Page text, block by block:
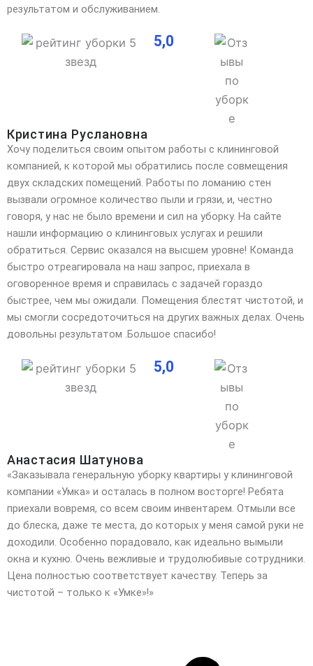
результатом и обслуживанием.
5,0
Кристина Руслановна
Хочу поделиться своим опытом работы с клининговой
компанией, к которой мы обратились после совмещения
двух складских помещений. Работы по ломанию стен
вызвали огромное количество пыли и грязи, и, честно
говоря, у нас не было времени и сил на уборку. На сайте
нашли информацию о клининговых услугах и решили
обратиться. Сервис оказался на высшем уровне! Команда
быстро отреагировала на наш запрос, приехала в
оговоренное время и справилась с задачей гораздо
быстрее, чем мы ожидали. Помещения блестят чистотой, и
мы смогли сосредоточиться на других важных делах. Очень
довольны результатом .Большое спасибо!
5,0
Анастасия Шатунова
«Заказывала генеральную уборку квартиры у клининговой
компании «Умка» и осталась в полном восторге! Ребята
приехали вовремя, со всем своим инвентарем. Отмыли все
до блеска, даже те места, до которых у меня самой руки не
доходили. Особенно порадовало, как идеально вымыли
окна и кухню. Очень вежливые и трудолюбивые сотрудники.
Цена полностью соответствует качеству. Теперь за
чистотой – только к «Умке»!»